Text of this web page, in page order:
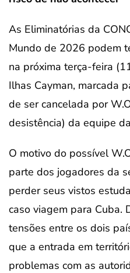
As Eliminatórias da
Mundo de 2026 podem
na próxima terça-feira
Ilhas Cayman, marcada
de ser cancelada por
desistência) da equipe
O motivo do possível
parte dos jogadores da
perder seus vistos
caso viagem para Cuba.
tensões entre os dois
que a entrada em
problemas com as